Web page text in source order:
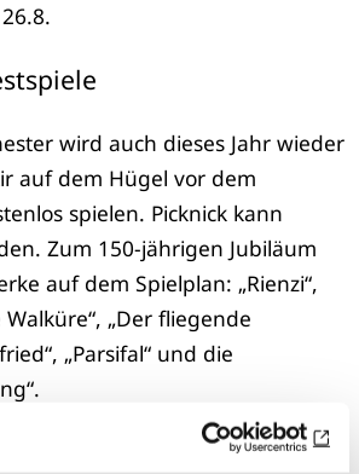
wird auch dieses Jahr wieder
auf dem Hügel vor dem
spielen. Picknick kann
Zum 150-jährigen Jubiläum
auf dem Spielplan: „Rienzi“,
Walküre“, „Der fliegende
„Parsifal“ und die
78-780